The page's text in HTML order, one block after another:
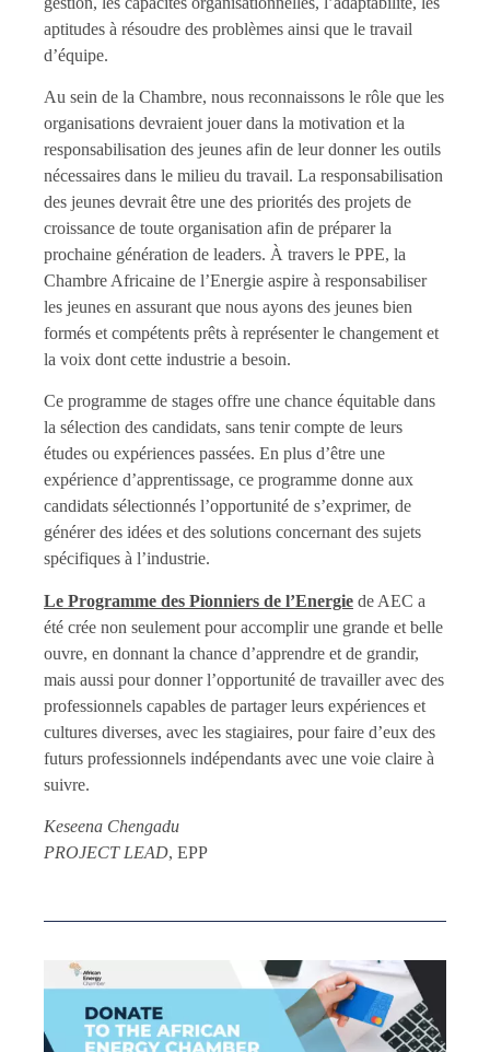
aptitudes à résoudre des problèmes ainsi que le travail
d’équipe.
Au sein de la Chambre, nous reconnaissons le rôle que les
organisations devraient jouer dans la motivation et la
responsabilisation des jeunes afin de leur donner les outils
nécessaires dans le milieu du travail. La responsabilisation
des jeunes devrait être une des priorités des projets de
croissance de toute organisation afin de préparer la
prochaine génération de leaders. À travers le PPE, la
Chambre Africaine de l’Energie aspire à responsabiliser
les jeunes en assurant que nous ayons des jeunes bien
formés et compétents prêts à représenter le changement et
la voix dont cette industrie a besoin.
Ce programme de stages offre une chance équitable dans
la sélection des candidats, sans tenir compte de leurs
études ou expériences passées. En plus d’être une
expérience d’apprentissage, ce programme donne aux
candidats sélectionnés l’opportunité de s’exprimer, de
générer des idées et des solutions concernant des sujets
spécifiques à l’industrie.
Le Programme des Pionniers de l’Energie de AEC a
été crée non seulement pour accomplir une grande et belle
ouvre, en donnant la chance d’apprendre et de grandir,
mais aussi pour donner l’opportunité de travailler avec des
professionnels capables de partager leurs expériences et
cultures diverses, avec les stagiaires, pour faire d’eux des
futurs professionnels indépendants avec une voie claire à
suivre.
Keseena Chengadu
PROJECT LEAD, EPP